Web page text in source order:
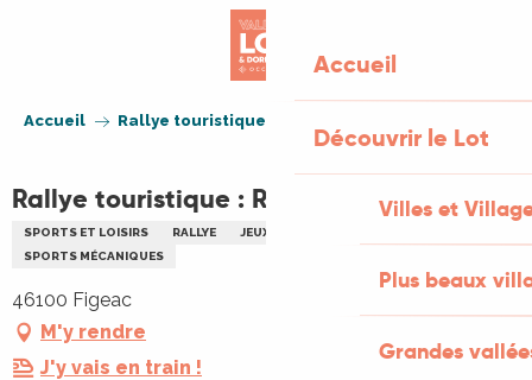
Accueil
Découvrir le Lot
Villes et
Plus beaux
Grandes
Accueil Rallye touristique : Rock'ccitanie
Rallye touristique : Rock'ccitanie
SPORTS ET LOISIRS RALLYE JEUX
SPORTS MÉCANIQUES
46100 Figeac
M'y rendre
J'y vais en train !